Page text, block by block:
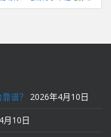
谱？ 2026年4月10日
月10日